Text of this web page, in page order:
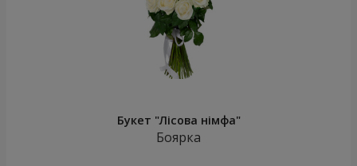
Букет "Лісова німфа"
Боярка